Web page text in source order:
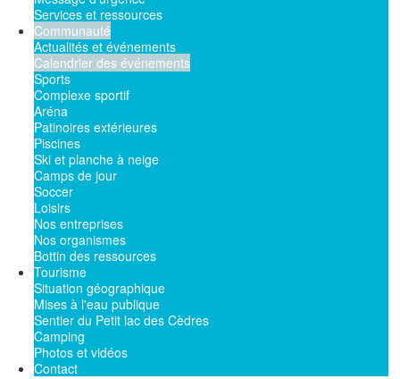
Services et ressources
Communauté
Actualités et événements
Calendrier des événements
Sports
Complexe sportif
Aréna
Patinoires extérieures
Piscines
Ski et planche à neige
Camps de jour
Soccer
Loisirs
Nos entreprises
Nos organismes
Bottin des ressources
Tourisme
Situation géographique
Mises à l'eau publique
Sentier du Petit lac des Cèdres
Camping
Photos et vidéos
Contact